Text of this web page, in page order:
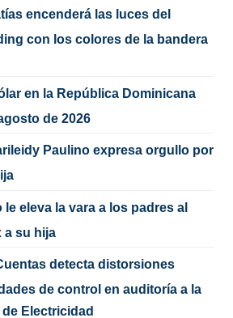
encenderá las luces del
con los colores de la bandera
en la República Dominicana
de 2026
Paulino expresa orgullo por
le eleva la vara a los padres al
a su hija
detecta distorsiones
de control en auditoría a la
Electricidad